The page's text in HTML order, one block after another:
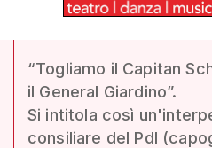
“Togliamo il Capitan
il General Giardino”.
Si intitola così
consiliare del Pdl